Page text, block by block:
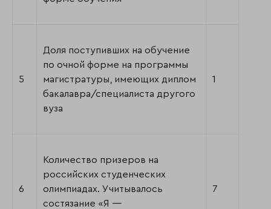
5
Доля поступивших на обучение
по очной форме на программы
магистратуры, имеющих диплом
бакалавра/специалиста другого
вуза
1
6
Количество призеров на
российских студенческих
олимпиадах. Учитывалось
состязание «Я —
7